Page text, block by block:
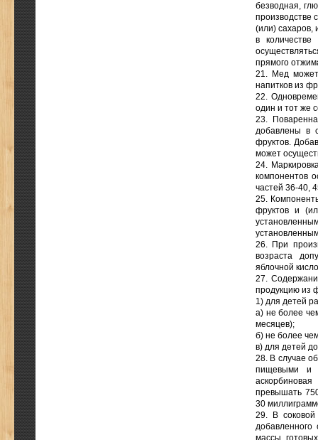
безводная,
производстве
(или) сахаров,
в
прямого
21. Мед может
напитков из
22.
один и тот же
23.
добавлены в
фруктов.
может
24.
компонентов
частей 36-40,
25.
фруктов и
26. При
возраста
яблочной
27.
продукцию из
1) для детей
а) не более
месяцев);
б) не более
в) для детей
28. В случае
пищевыми и
превышать
30
29. В
массы